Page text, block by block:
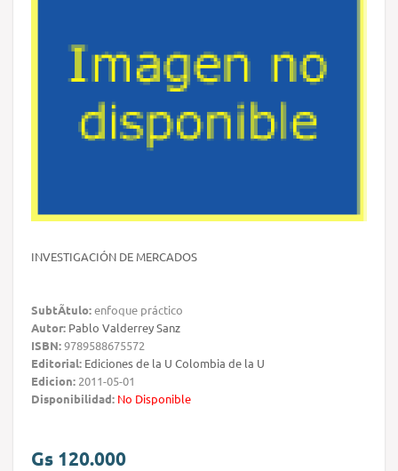
INVESTIGACIÓN DE MERCADOS
SubtÃ­tulo:enfoque práctico
Autor: Pablo Valderrey Sanz
ISBN:9789588675572
Editorial: Ediciones de la U Colombia de la U
Edicion: 2011-05-01
Disponibilidad: No Disponible
Gs 120.000